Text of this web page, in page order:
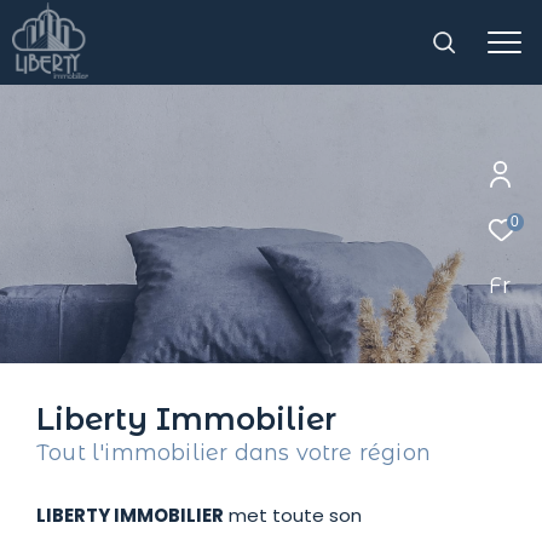
0
Fr
Liberty Immobilier
Tout l'immobilier dans votre région
LIBERTY IMMOBILIER met toute son